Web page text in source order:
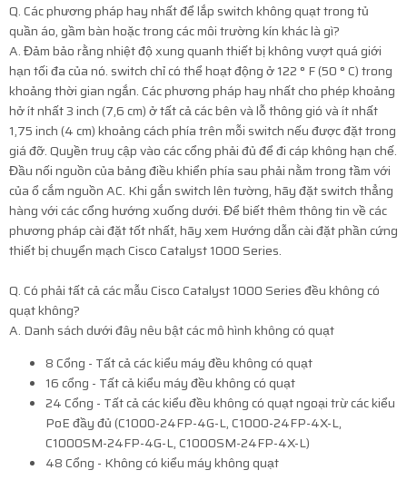
Q. Các phương pháp hay nhất để lắp switch không quạt trong tủ
quần áo, gầm bàn hoặc trong các môi trường kín khác là gì?
A. Đảm bảo rằng nhiệt độ xung quanh thiết bị không vượt quá giới
hạn tối đa của nó. switch chỉ có thể hoạt động ở 122 ° F (50 ° C) trong
khoảng thời gian ngắn. Các phương pháp hay nhất cho phép khoảng
hở ít nhất 3 inch (7,6 cm) ở tất cả các bên và lỗ thông gió và ít nhất
1,75 inch (4 cm) khoảng cách phía trên mỗi switch nếu được đặt trong
giá đỡ. Quyền truy cập vào các cổng phải đủ để đi cáp không hạn chế.
Đầu nối nguồn của bảng điều khiển phía sau phải nằm trong tầm với
của ổ cắm nguồn AC. Khi gắn switch lên tường, hãy đặt switch thẳng
hàng với các cổng hướng xuống dưới. Để biết thêm thông tin về các
phương pháp cài đặt tốt nhất, hãy xem Hướng dẫn cài đặt phần cứng
thiết bị chuyển mạch Cisco Catalyst 1000 Series.
Q. Có phải tất cả các mẫu Cisco Catalyst 1000 Series đều không có
quạt không?
A. Danh sách dưới đây nêu bật các mô hình không có quạt
8 Cổng - Tất cả các kiểu máy đều không có quạt
16 cổng - Tất cả kiểu máy đều không có quạt
24 Cổng - Tất cả các kiểu đều không có quạt ngoại trừ các kiểu
PoE đầy đủ (C1000-24FP-4G-L, C1000-24FP-4X-L,
C1000SM-24FP-4G-L, C1000SM-24FP-4X-L)
48 Cổng - Không có kiểu máy không quạt